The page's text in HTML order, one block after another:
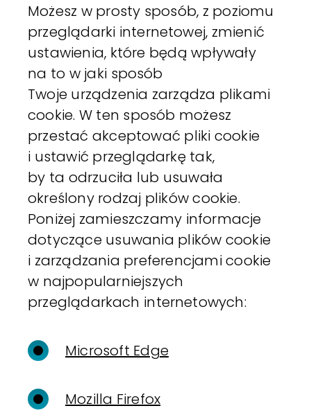
Możesz w prosty sposób, z poziomu
przeglądarki internetowej, zmienić
ustawienia, które będą wpływały
na to w jaki sposób
Twoje urządzenia zarządza plikami
cookie. W ten sposób możesz
przestać akceptować pliki cookie
i ustawić przeglądarkę tak,
by ta odrzuciła lub usuwała
określony rodzaj plików cookie.
Poniżej zamieszczamy informacje
dotyczące usuwania plików cookie
i zarządzania preferencjami cookie
w najpopularniejszych
przeglądarkach internetowych:
Microsoft Edge
Mozilla Firefox